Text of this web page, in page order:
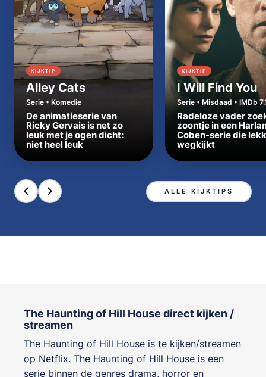
KIJKTIP
Alley Cats
Serie • Komedie
De animatieserie van
Ricky Gervais is net zo
leuk met je ogen dicht:
niet heel leuk
KIJKTIP
I Will Find You
Serie • Misdaad • IMDb
Radeloze vader
zoontje in een
Coben-serie die
wegkijkt
ALLE KIJKTIPS
The Haunting of Hill House direct kijken /
streamen
The Haunting of Hill House is te kijken/streamen
op Netflix. The Haunting of Hill House is een
serie binnen de genres drama, horror en